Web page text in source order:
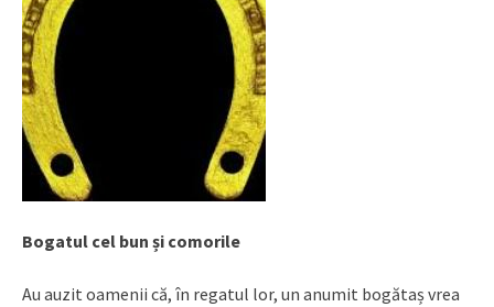
Bogatul cel bun și comorile
Au auzit oamenii că, în regatul lor, un anumit bogătaș vrea